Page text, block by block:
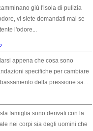
giù l'isola di pulizia
vi siete domandati mai se
l'odore...
appena che cosa sono
specifiche per cambiare
della pressione sa...
famiglia sono derivati con la
nei corpi sia degli uomini che